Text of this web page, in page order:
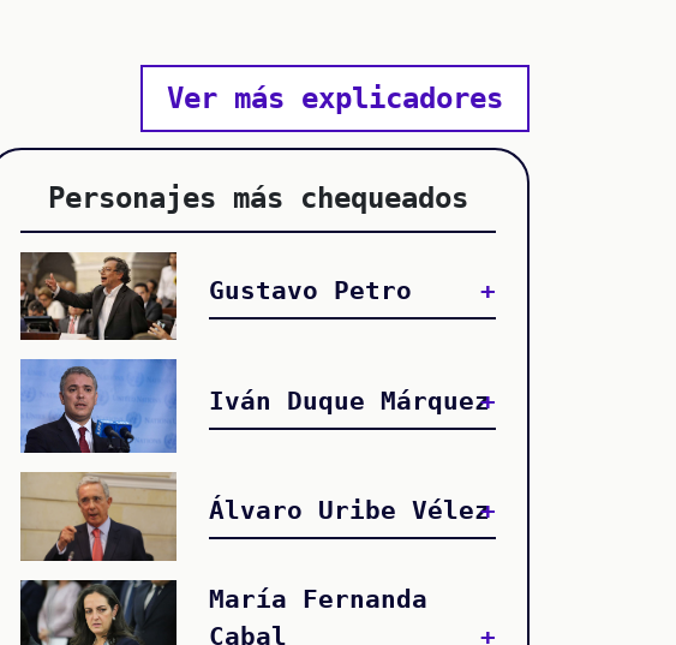
Ver más explicadores
Personajes más chequeados
Gustavo Petro
Iván Duque Márquez
Álvaro Uribe Vélez
María Fernanda
Cabal